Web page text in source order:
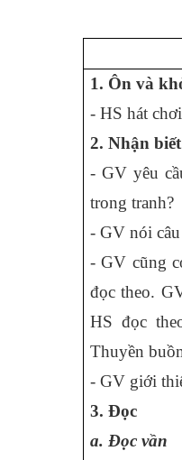
1. Ôn và
- HS hát
2. Nhận biết
- GV yêu
trong tranh?
- GV nói
- GV cũng
đọc theo.
HS đọc
Thuyền
- GV giới
3. Đọc
a. Đọc vần